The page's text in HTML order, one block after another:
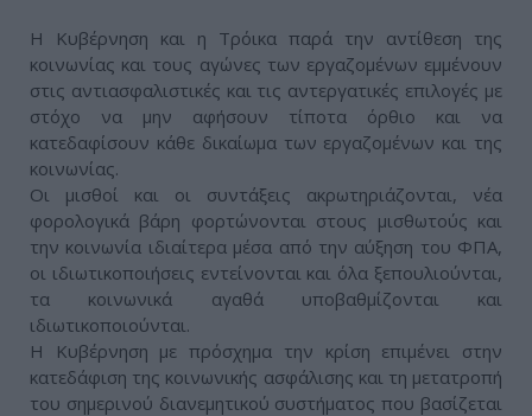
Η Κυβέρνηση και η Τρόικα παρά την αντίθεση της
κοινωνίας και τους αγώνες των εργαζομένων εμμένουν
στις αντιασφαλιστικές και τις αντεργατικές επιλογές με
στόχο να μην αφήσουν τίποτα όρθιο και να
κατεδαφίσουν κάθε δικαίωμα των εργαζομένων και της
κοινωνίας.
Οι μισθοί και οι συντάξεις ακρωτηριάζονται, νέα
φορολογικά βάρη φορτώνονται στους μισθωτούς και
την κοινωνία ιδιαίτερα μέσα από την αύξηση του ΦΠΑ,
οι ιδιωτικοποιήσεις εντείνονται και όλα ξεπουλιούνται,
τα κοινωνικά αγαθά υποβαθμίζονται και
ιδιωτικοποιούνται.
Η Κυβέρνηση με πρόσχημα την κρίση επιμένει στην
κατεδάφιση της κοινωνικής ασφάλισης και τη μετατροπή
του σημερινού διανεμητικού συστήματος που βασίζεται